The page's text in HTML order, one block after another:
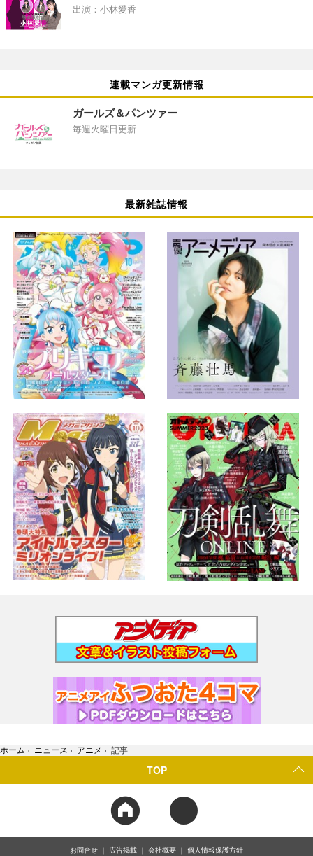
出演：小林愛香
連載マンガ更新情報
ガールズ＆パンツァー
毎週火曜日更新
最新雑誌情報
ホーム › ニュース › アニメ › 記事
TOP
お問合せ 広告掲載 会社概要 個人情報保護方針